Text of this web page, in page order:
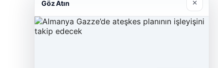
Hastaş Beton
Göz Atın ×